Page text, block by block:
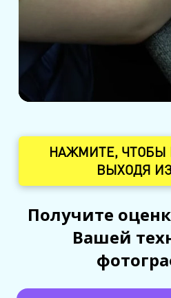
НАЖМИТЕ, ЧТОБЫ
ВЫХОДЯ
Получите
Вашей